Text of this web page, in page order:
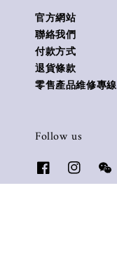
官方網站
聯絡我們
付款方式
退貨條款
零售產品維修專線
Follow us